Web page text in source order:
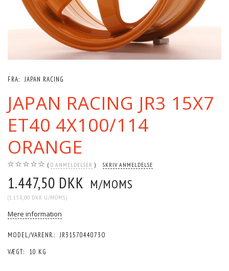
FRA: JAPAN RACING
JAPAN RACING JR3 15X7
ET40 4X100/114
ORANGE
0 ANMELDELSER SKRIV ANMELDELSE
1.447,50 DKK M/MOMS
(1.158,00 DKK U/MOMS)
Mere information
MODEL/VARENR.: JR3157044073O
VÆGT:
10 KG